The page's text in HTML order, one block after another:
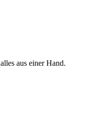
aus einer Hand.